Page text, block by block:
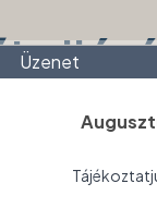
Üzenet